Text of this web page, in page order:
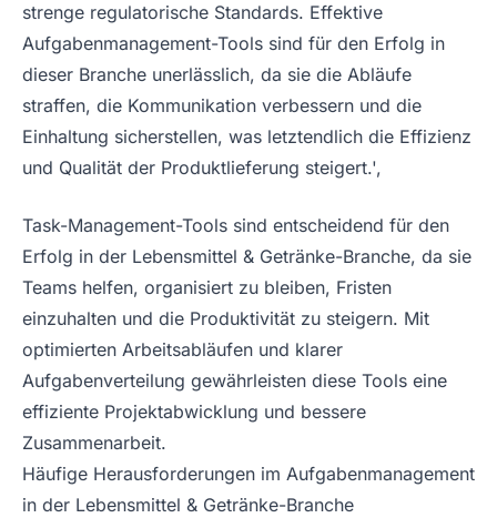
strenge regulatorische Standards. Effektive
Aufgabenmanagement-Tools sind für den Erfolg in
dieser Branche unerlässlich, da sie die Abläufe
straffen, die Kommunikation verbessern und die
Einhaltung sicherstellen, was letztendlich die Effizienz
und Qualität der Produktlieferung steigert.',
Task-Management-Tools sind entscheidend für den
Erfolg in der Lebensmittel & Getränke-Branche, da sie
Teams helfen, organisiert zu bleiben, Fristen
einzuhalten und die Produktivität zu steigern. Mit
optimierten Arbeitsabläufen und klarer
Aufgabenverteilung gewährleisten diese Tools eine
effiziente Projektabwicklung und bessere
Zusammenarbeit.
Häufige Herausforderungen im Aufgabenmanagement
in der Lebensmittel & Getränke-Branche